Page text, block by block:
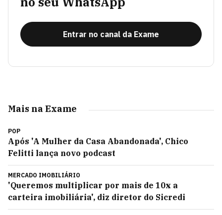
Entrar no canal da Exame
Mais na Exame
POP
Após 'A Mulher da Casa Abandonada', Chico
Felitti lança novo podcast
MERCADO IMOBILIÁRIO
'Queremos multiplicar por mais de 10x a
carteira imobiliária', diz diretor do Sicredi